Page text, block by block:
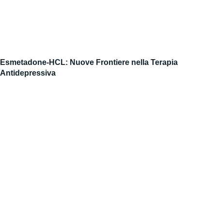
Esmetadone-HCL: Nuove Frontiere nella Terapia
Antidepressiva